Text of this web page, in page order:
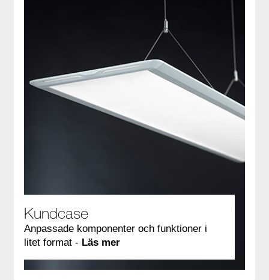
Kundcase
Anpassade komponenter och funktioner i
litet format - Läs mer